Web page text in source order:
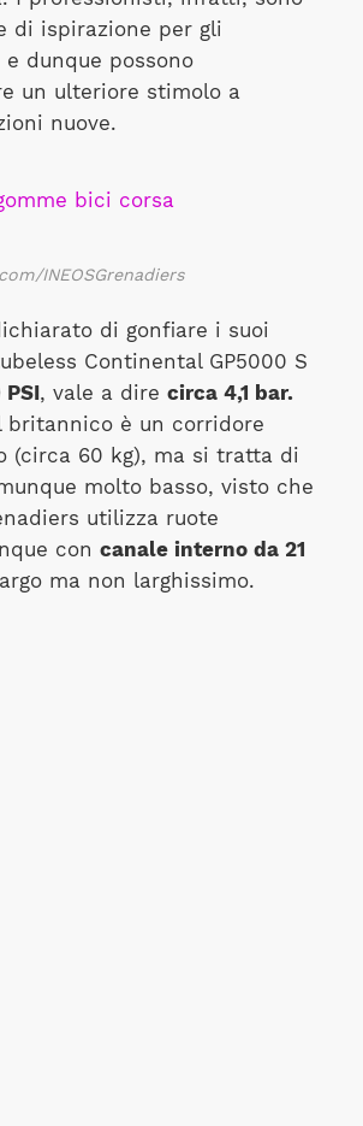
di ispirazione per gli
dunque possono
un ulteriore stimolo a
nuove.
INEOSGrenadiers
di gonfiare i suoi
Continental GP5000 S
PSI, vale a dire circa 4,1 bar.
britannico è un corridore
(circa 60 kg), ma si tratta di
molto basso, visto che
utilizza ruote
con canale interno da 21
ma non larghissimo.